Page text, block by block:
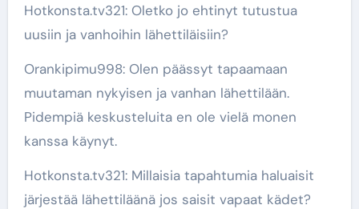
Hotkonsta.tv321: Oletko jo ehtinyt tutustua
uusiin ja vanhoihin lähettiläisiin?
Orankipimu998: Olen päässyt tapaamaan
muutaman nykyisen ja vanhan lähettilään.
Pidempiä keskusteluita en ole vielä monen
kanssa käynyt.
Hotkonsta.tv321: Millaisia tapahtumia haluaisit
järjestää lähettiläänä jos saisit vapaat kädet?